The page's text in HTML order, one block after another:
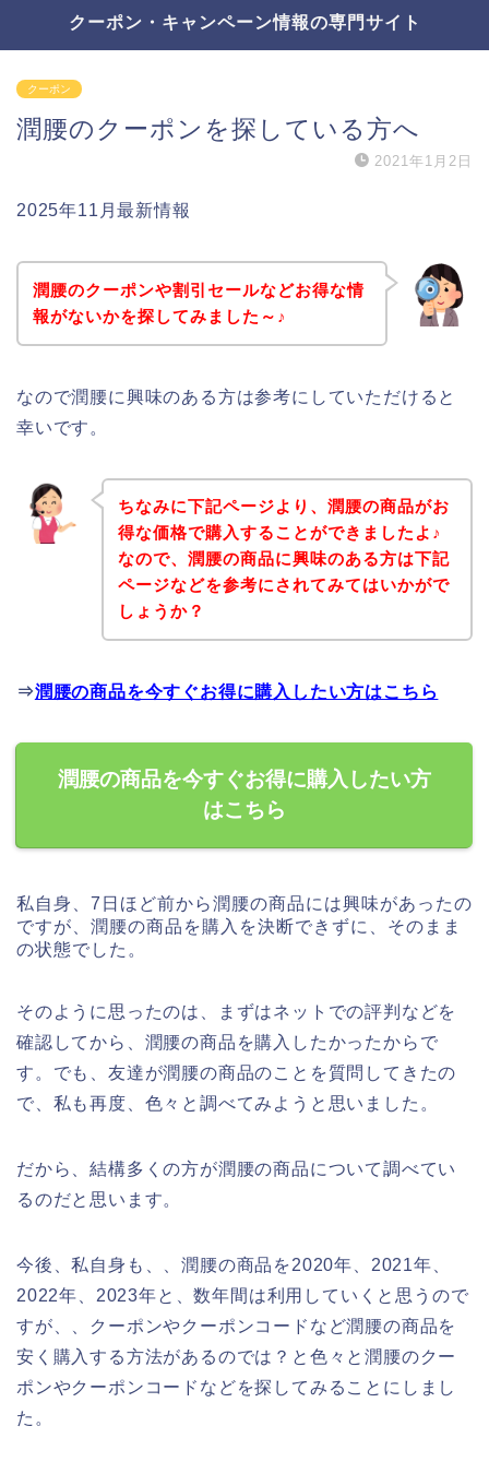
クーポン・キャンペーン情報の専門サイト
クーポン
潤腰のクーポンを探している方へ
2021年1月2日
2025年11月最新情報
潤腰のクーポンや割引セールなどお得な情
報がないかを探してみました～♪
なので潤腰に興味のある方は参考にしていただけると
幸いです。
ちなみに下記ページより、潤腰の商品がお
得な価格で購入することができましたよ♪
なので、潤腰の商品に興味のある方は下記
ページなどを参考にされてみてはいかがで
しょうか？
⇒潤腰の商品を今すぐお得に購入したい方はこちら
潤腰の商品を今すぐお得に購入したい方
はこちら
私自身、7日ほど前から潤腰の商品には興味があったの
ですが、潤腰の商品を購入を決断できずに、そのまま
の状態でした。
そのように思ったのは、まずはネットでの評判などを
確認してから、潤腰の商品を購入したかったからで
す。でも、友達が潤腰の商品のことを質問してきたの
で、私も再度、色々と調べてみようと思いました。
だから、結構多くの方が潤腰の商品について調べてい
るのだと思います。
今後、私自身も、、潤腰の商品を2020年、2021年、
2022年、2023年と、数年間は利用していくと思うので
すが、、クーポンやクーポンコードなど潤腰の商品を
安く購入する方法があるのでは？と色々と潤腰のクー
ポンやクーポンコードなどを探してみることにしまし
た。